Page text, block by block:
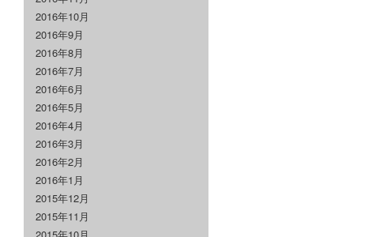
2016年10月
2016年9月
2016年8月
2016年7月
2016年6月
2016年5月
2016年4月
2016年3月
2016年2月
2016年1月
2015年12月
2015年11月